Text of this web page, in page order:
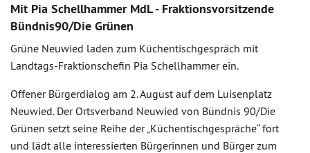
Mit Pia Schellhammer MdL - Fraktionsvorsitzende
Bündnis90/Die Grünen
Grüne Neuwied laden zum Küchentischgespräch mit
Landtags-Fraktionschefin Pia Schellhammer ein.
Offener Bürgerdialog am 2. August auf dem Luisenplatz
Neuwied. Der Ortsverband Neuwied von Bündnis 90/Die
Grünen setzt seine Reihe der „Küchentischgespräche“ fort
und lädt alle interessierten Bürgerinnen und Bürger zum